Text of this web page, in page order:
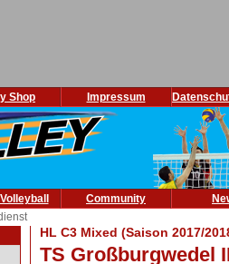
Shop Impressum
Community
HL C3 Mixed (Saison 2017/
TS Großburgwedel